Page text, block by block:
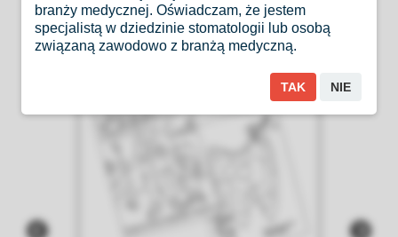
branży medycznej. Oświadczam, że jestem
specjalistą w dziedzinie stomatologii lub osobą
związaną zawodowo z branżą medyczną.
TAK NIE